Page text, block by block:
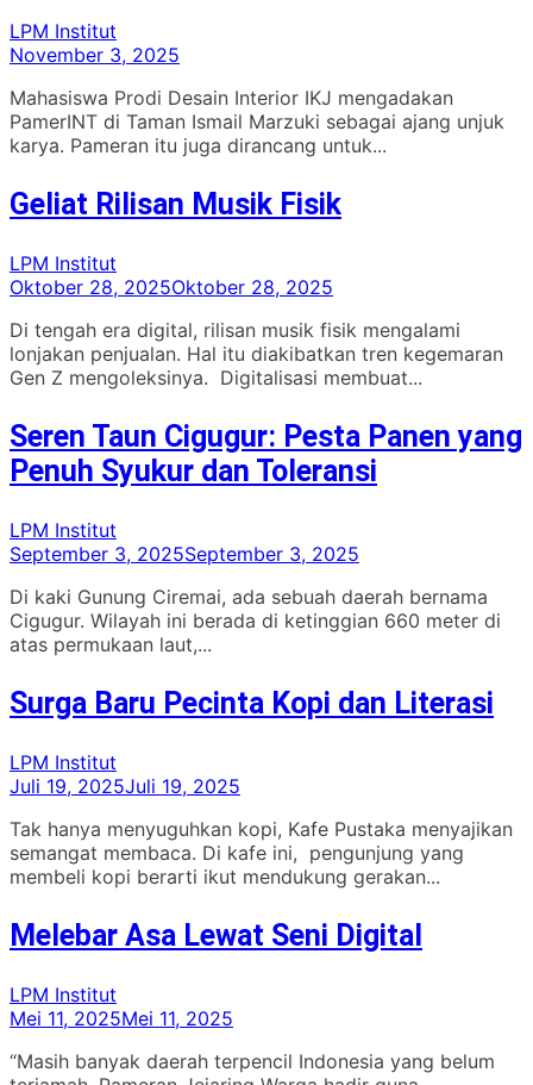
LPM Institut
November 3, 2025
Mahasiswa Prodi Desain Interior IKJ mengadakan
PamerINT di Taman Ismail Marzuki sebagai ajang unjuk
karya. Pameran itu juga dirancang untuk...
Geliat Rilisan Musik Fisik
LPM Institut
Oktober 28, 2025Oktober 28, 2025
Di tengah era digital, rilisan musik fisik mengalami
lonjakan penjualan. Hal itu diakibatkan tren kegemaran
Gen Z mengoleksinya. Digitalisasi membuat...
Seren Taun Cigugur: Pesta Panen yang
Penuh Syukur dan Toleransi
LPM Institut
September 3, 2025September 3, 2025
Di kaki Gunung Ciremai, ada sebuah daerah bernama
Cigugur. Wilayah ini berada di ketinggian 660 meter di
atas permukaan laut,...
Surga Baru Pecinta Kopi dan Literasi
LPM Institut
Juli 19, 2025Juli 19, 2025
Tak hanya menyuguhkan kopi, Kafe Pustaka menyajikan
semangat membaca. Di kafe ini, pengunjung yang
membeli kopi berarti ikut mendukung gerakan...
Melebar Asa Lewat Seni Digital
LPM Institut
Mei 11, 2025Mei 11, 2025
“Masih banyak daerah terpencil Indonesia yang belum